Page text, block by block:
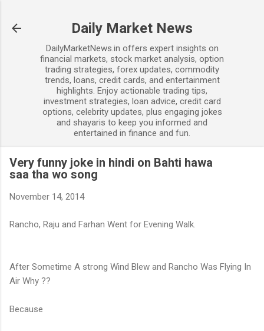
Daily Market News
DailyMarketNews.in offers expert insights on
financial markets, stock market analysis, option
trading strategies, forex updates, commodity
trends, loans, credit cards, and entertainment
highlights. Enjoy actionable trading tips,
investment strategies, loan advice, credit card
options, celebrity updates, plus engaging jokes
and shayaris to keep you informed and
entertained in finance and fun.
Very funny joke in hindi on Bahti hawa
saa tha wo song
November 14, 2014
Rancho, Raju and Farhan Went for Evening Walk.
After Sometime A strong Wind Blew and Rancho Was Flying In
Air Why ??
Because